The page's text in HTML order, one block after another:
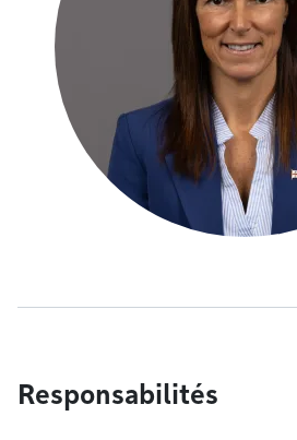
Responsabilités